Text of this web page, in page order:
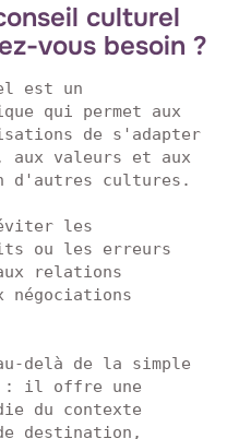
culturel
vous besoin ?
est un
qui permet aux
de s'adapter
aux valeurs et aux
d'autres cultures.
les
ou les erreurs
relations
négociations
delà de la simple
: il offre une
du contexte
destination,